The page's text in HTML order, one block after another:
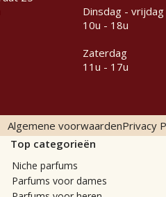
Dinsdag - vrijdag
10u - 18u
Zaterdag
11u - 17u
Algemene voorwaardenPrivacy
Top categorieën
Niche parfums
Parfums voor dames